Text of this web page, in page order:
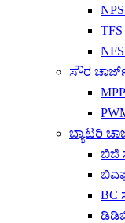
ಸೌರ
ಬ್ಯಾಟರಿ
ಬಿಜಿ
BC